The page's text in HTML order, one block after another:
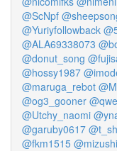
@ScNpf
@Yuriyfollowback
@ALA69338073
@donut_song
@hossy1987
@maruga_rebot
@og3_gooner
@Utchy_naomi
@garuby0617
@fkm1515